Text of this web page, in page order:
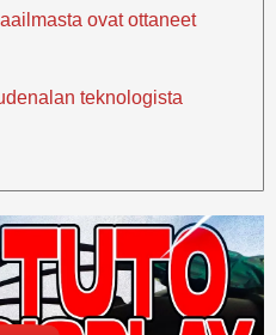
ovat ottaneet
teknologista